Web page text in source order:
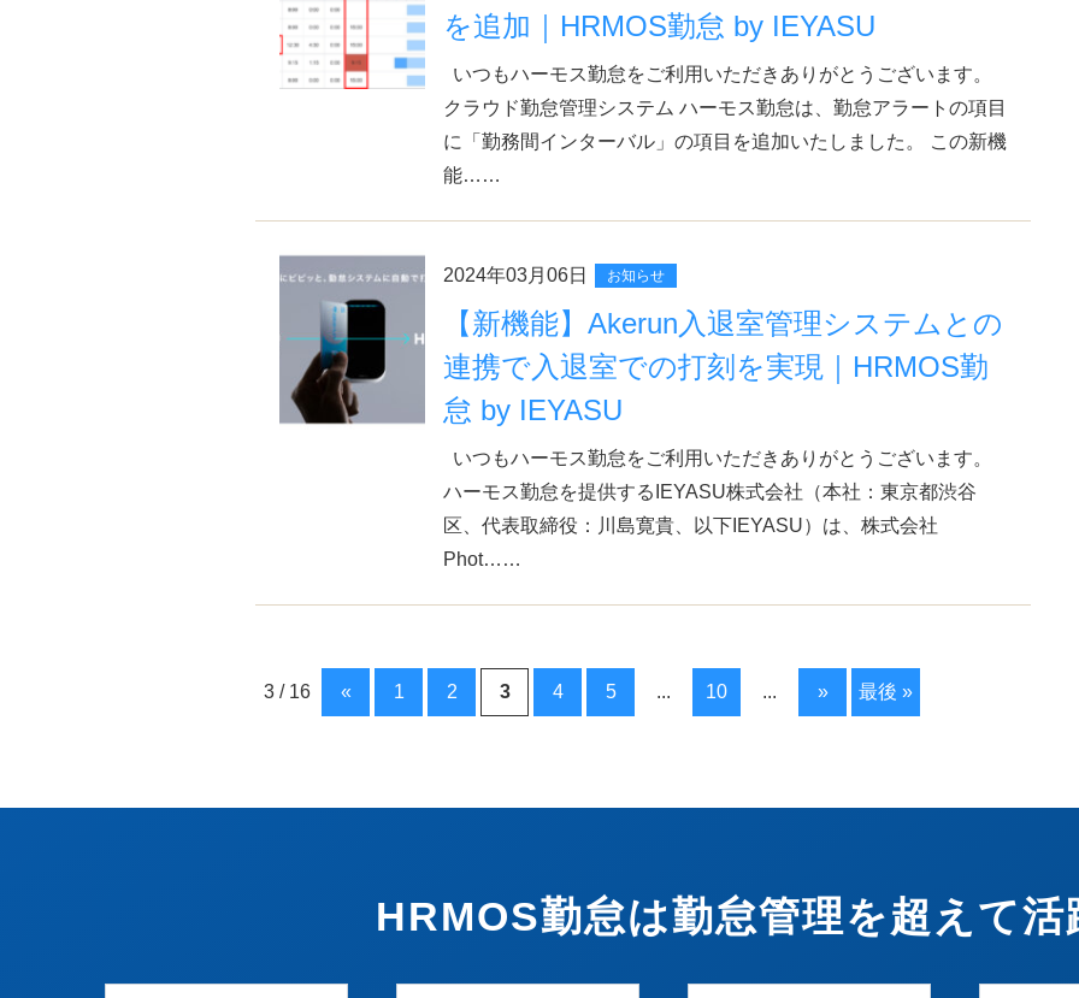
を追加｜HRMOS勤怠 by IEYASU
いつもハーモス勤怠をご利用いただきありがとうございます。
クラウド勤怠管理システム ハーモス勤怠は、勤怠アラートの項目
に「勤務間インターバル」の項目を追加いたしました。 この新機
能……
2024年03月06日 お知らせ
【新機能】Akerun入退室管理システムとの
連携で入退室での打刻を実現｜HRMOS勤
怠 by IEYASU
いつもハーモス勤怠をご利用いただきありがとうございます。
ハーモス勤怠を提供するIEYASU株式会社（本社：東京都渋谷
区、代表取締役：川島寛貴、以下IEYASU）は、株式会社
Phot……
3 / 16 « 1 2 3 4 5 ... 10 ... » 最後 »
HRMOS勤怠は勤怠管理を超えて